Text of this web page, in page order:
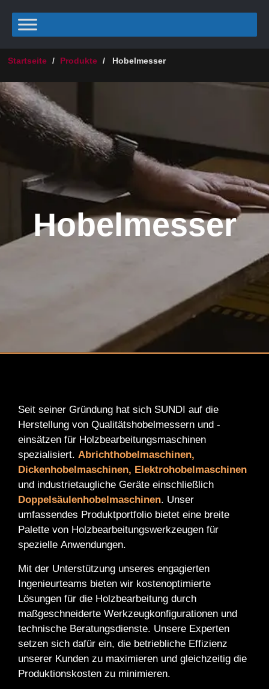
Startseite / Produkte / Hobelmesser
Hobelmesser
Seit seiner Gründung hat sich SUNDI auf die
Herstellung von Qualitätshobelmessern und -
einsätzen für Holzbearbeitungsmaschinen
spezialisiert. Abrichthobelmaschinen,
Dickenhobelmaschinen, Elektrohobelmaschinen
und industrietaugliche Geräte einschließlich
Doppelsäulenhobelmaschinen. Unser
umfassendes Produktportfolio bietet eine breite
Palette von Holzbearbeitungswerkzeugen für
spezielle Anwendungen.
Mit der Unterstützung unseres engagierten
Ingenieurteams bieten wir kostenoptimierte
Lösungen für die Holzbearbeitung durch
maßgeschneiderte Werkzeugkonfigurationen und
technische Beratungsdienste. Unsere Experten
setzen sich dafür ein, die betriebliche Effizienz
unserer Kunden zu maximieren und gleichzeitig die
Produktionskosten zu minimieren.